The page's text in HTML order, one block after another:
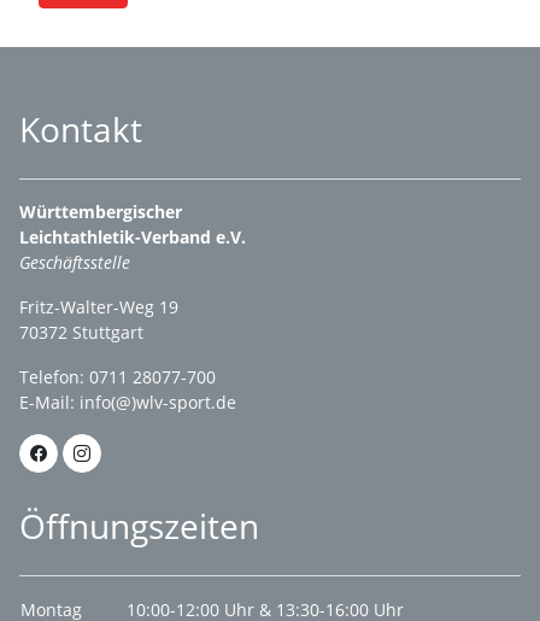
Kontakt
Württembergischer
Leichtathletik-Verband e.V.
Geschäftsstelle
Fritz-Walter-Weg 19
70372 Stuttgart
Telefon: 0711 28077-700
E-Mail: info(@)wlv-sport.de
Öffnungszeiten
Montag 10:00-12:00 Uhr & 13:30-16:00 Uhr